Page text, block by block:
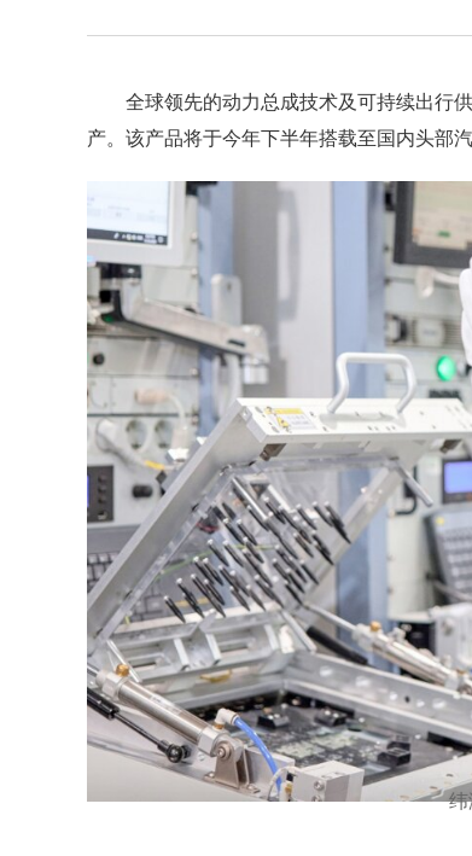
全球领先的动力总成技术及可持续出行
产。该产品将于今年下半年搭载至国内头部
纬